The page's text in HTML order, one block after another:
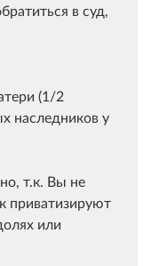
в суд,
(1/2
наследников у
т.к. Вы не
приватизируют
или